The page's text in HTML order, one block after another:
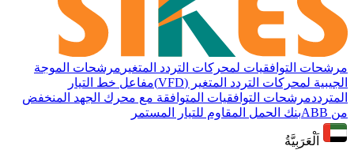
مرشحات التوافقيات لمحركات التردد المتغير مرشحات الموجة
الجيبية لمحركات التردد المتغير (VFD)
مفاعل خط التيار
المترددمرشحات التوافقيات المتوافقة مع محرك الجهد المنخفض
من ABB
بنك الحمل المقاوم للتيار المستمر
اَلْعَرَبِيَّةُ